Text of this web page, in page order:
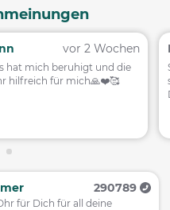
vor 2 Wochen
hat mich beruhigt und die
hilfreich für mich🙏❤️🥰
290789
für Dich für all deine